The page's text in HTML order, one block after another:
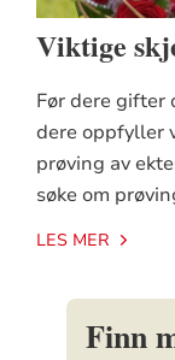
Viktige
Før dere gifter
dere oppfyller
prøving av
søke om
LES MER
Finn